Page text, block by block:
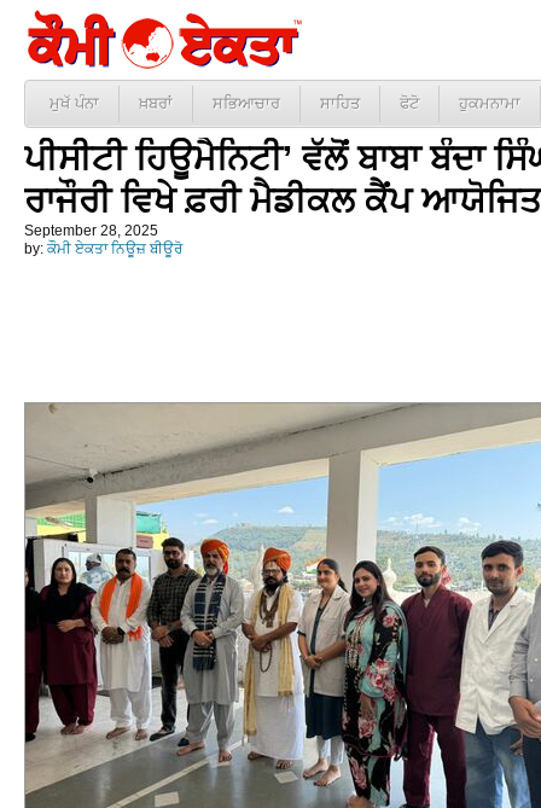
ਮੁਖੱ ਪੰਨਾ ਖ਼ਬਰਾਂ ਸਭਿਆਚਾਰ ਸਾਹਿਤ ਫੋਟੋ ਹੁਕਮਨਾਮਾ
ਪੀਸੀਟੀ ਹਿਊਮੈਨਿਟੀ’ ਵੱਲੋਂ ਬਾਬਾ ਬੰਦਾ
ਰਾਜੌਰੀ ਵਿਖੇ ਫ਼ਰੀ ਮੈਡੀਕਲ ਕੈਂਪ ਆਯੋਜਿਤ
September 28, 2025
by: ਕੌਮੀ ਏਕਤਾ ਨਿਊਜ਼ ਬੀਊਰੋ